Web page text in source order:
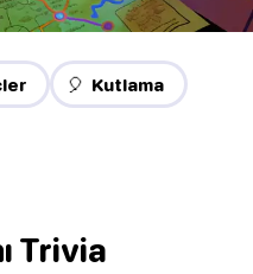
🎈 Kutlama
Trivia